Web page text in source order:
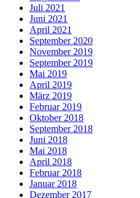
Juli 2021
Juni 2021
April 2021
September 2020
November 2019
September 2019
Mai 2019
April 2019
März 2019
Februar 2019
Oktober 2018
September 2018
Juni 2018
Mai 2018
April 2018
Februar 2018
Januar 2018
Dezember 2017